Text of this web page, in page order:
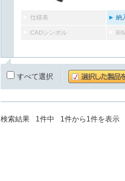
仕様表 納
CADシンボル
すべて選択
検索結果 1件中 1件から 1件を表示